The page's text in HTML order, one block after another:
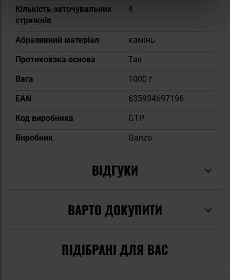
Кількість заточувальних
стрижнів
4
Абразивний матеріал
камінь
Протиковзка основа
Так
Вага
1000 г
EAN
635934697196
Код виробника
GTP
Виробник
Ganzo
ВІДГУКИ
ВАРТО ДОКУПИТИ
ПІДІБРАНІ ДЛЯ ВАС